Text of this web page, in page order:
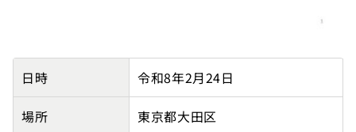
【東京都主催】Spirit大森センターの講師派遣実績詳細
日時 令和8年2月24日
場所 東京都大田区